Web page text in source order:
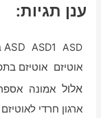
ענן תגיות:
ASD
ASD1 ASD בתפקוד גבוה
אוטיזם אוטיזם
אלול אמונה
ארגון חרדי